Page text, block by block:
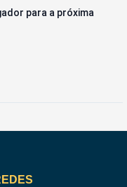
para a próxima